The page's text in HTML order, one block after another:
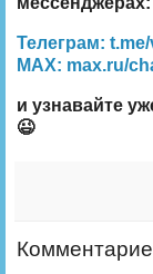
Телеграм:
MAX: max.ru/
и узнавайте
😉